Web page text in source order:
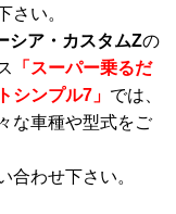
さい。
シア・カスタムZの
「スーパー乗るだ
シンプル7」 では、
な車種や型式をご
合わせ下さい。